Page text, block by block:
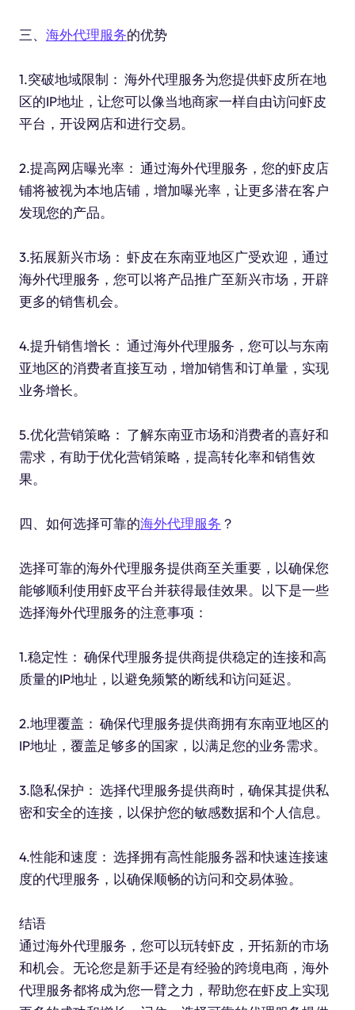
三、 海外代理服务的优势
1.突破地域限制： 海外代理服务为您提供虾皮所在地
区的IP地址，让您可以像当地商家一样自由访问虾皮
平台，开设网店和进行交易。
2.提高网店曝光率： 通过海外代理服务，您的虾皮店
铺将被视为本地店铺，增加曝光率，让更多潜在客户
发现您的产品。
3.拓展新兴市场： 虾皮在东南亚地区广受欢迎，通过
海外代理服务，您可以将产品推广至新兴市场，开辟
更多的销售机会。
4.提升销售增长： 通过海外代理服务，您可以与东南
亚地区的消费者直接互动，增加销售和订单量，实现
业务增长。
5.优化营销策略： 了解东南亚市场和消费者的喜好和
需求，有助于优化营销策略，提高转化率和销售效
果。
四、如何选择可靠的海外代理服务 ？
选择可靠的海外代理服务提供商至关重要，以确保您
能够顺利使用虾皮平台并获得最佳效果。以下是一些
选择海外代理服务的注意事项：
1.稳定性： 确保代理服务提供商提供稳定的连接和高
质量的IP地址，以避免频繁的断线和访问延迟。
2.地理覆盖： 确保代理服务提供商拥有东南亚地区的
IP地址，覆盖足够多的国家，以满足您的业务需求。
3.隐私保护： 选择代理服务提供商时，确保其提供私
密和安全的连接，以保护您的敏感数据和个人信息。
4.性能和速度： 选择拥有高性能服务器和快速连接速
度的代理服务，以确保顺畅的访问和交易体验。
结语
通过海外代理服务，您可以玩转虾皮，开拓新的市场
和机会。无论您是新手还是有经验的跨境电商，海外
代理服务都将成为您一臂之力，帮助您在虾皮上实现